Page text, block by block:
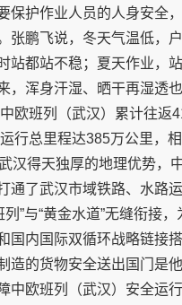
保护作业人员的人身安全
张鹏飞说，冬天气温低，
站都站不稳；夏天作业，
，浑身汗湿、晒干再湿透也
欧班列（武汉）累计往返
行总里程达385万公里，
汉得天独厚的地理优势，
通了武汉市域铁路、水路
列”与“黄金水道”无缝衔接
国内国际双循环战略链接搭
造的货物安全送出国门是
中欧班列（武汉）安全运